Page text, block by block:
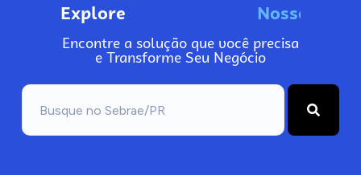
Explore No
Encontre a solução que você precisa
e Transforme Seu Negócio